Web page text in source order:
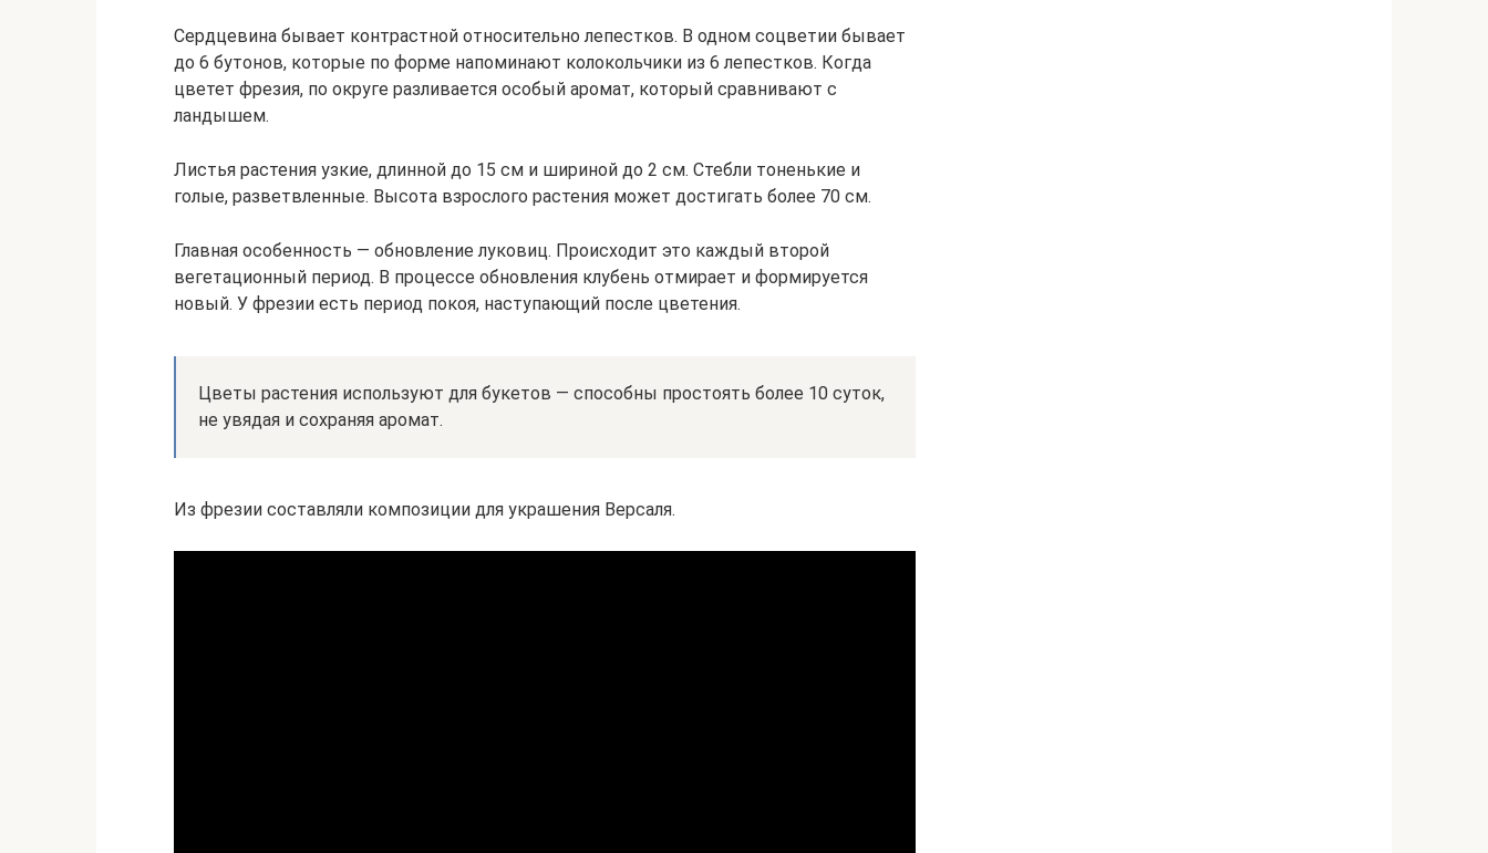
Сердцевина бывает контрастной относительно лепестков. В одном соцветии бывает
до 6 бутонов, которые по форме напоминают колокольчики из 6 лепестков. Когда
цветет фрезия, по округе разливается особый аромат, который сравнивают с
ландышем.
Листья растения узкие, длинной до 15 см и шириной до 2 см. Стебли тоненькие и
голые, разветвленные. Высота взрослого растения может достигать более 70 см.
Главная особенность — обновление луковиц. Происходит это каждый второй
вегетационный период. В процессе обновления клубень отмирает и формируется
новый. У фрезии есть период покоя, наступающий после цветения.
Цветы растения используют для букетов — способны простоять более 10 суток,
не увядая и сохраняя аромат.
Из фрезии составляли композиции для украшения Версаля.